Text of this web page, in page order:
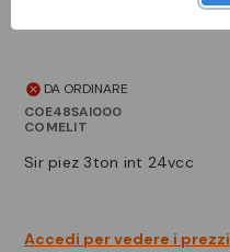
DA ORDINARE
COE48SAI000
COMELIT
sir piez 3ton int 24vcc
Accedi per vedere i prezzi